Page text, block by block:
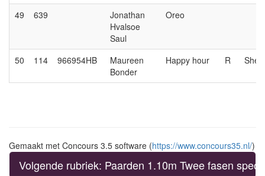
49
639
Jonathan
Hvalsoe
Saul
Oreo
50 114 966954HB
Maureen
Bonder
Happy hour R
Gemaakt met Concours 3.5 software (https://www.concours35.nl/)
Volgende rubriek: Paarden 1.10m Twee fasen